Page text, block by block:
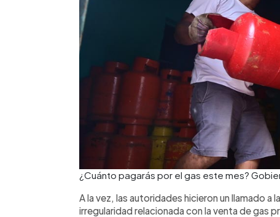
¿Cuánto pagarás por el gas este mes?
A la vez, las autoridades hicieron un llamado a
irregularidad relacionada con la venta de gas